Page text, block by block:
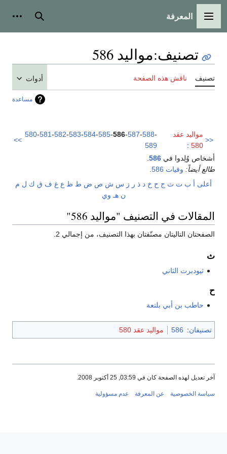
القائمة الرئيسية
المعرفة بحث
تصنيف:مواليد 586
تصنيف ناقش هذه الصفحة أدوات
مساعدة
<<
مواليد عقد
580
:
580-581-582-583-584-585-586-587-588-
589
>>
أشخاص وُلِدوا في 586
طالع أيضاً: وفيات 586
أعلى أ ب ت ث ج ح خ د ذ ر ز س ش ص ض ط ظ ع غ ف ق ك ل م
ن هـ وي
المقالات في التصنيف "مواليد 586"
الصفحتان التاليتان مصنّفتان بهذا التصنيف، من إجمالي 2.
ث
ثيودبرت الثاني
ح
حاطب بن أبي بلتعة
تصنيفان:
586 مواليد عقد 580
آخر تعديل لهذه الصفحة كان في 03:59, 25 أكتوبر 2008.
سياسة الخصوصية عن المعرفة عدم مسؤولية